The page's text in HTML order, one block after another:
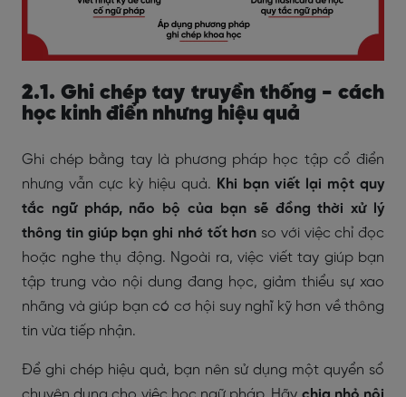
2.1. Ghi chép tay truyền thống - cách
học kinh điển nhưng hiệu quả
Ghi chép bằng tay là phương pháp học tập cổ điển
nhưng vẫn cực kỳ hiệu quả. Khi bạn viết lại một quy
tắc ngữ pháp, não bộ của bạn sẽ đồng thời xử lý
thông tin giúp bạn ghi nhớ tốt hơn so với việc chỉ đọc
hoặc nghe thụ động. Ngoài ra, việc viết tay giúp bạn
tập trung vào nội dung đang học, giảm thiểu sự xao
nhãng và giúp bạn có cơ hội suy nghĩ kỹ hơn về thông
tin vừa tiếp nhận.
Để ghi chép hiệu quả, bạn nên sử dụng một quyển sổ